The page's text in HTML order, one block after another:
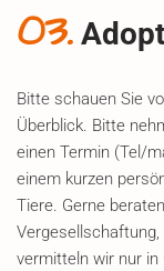
03.
Bitte schauen Sie
Überblick. Bitte
einen Termin (Tel/
einem kurzen
Tiere. Gerne
vermitteln wir nur in